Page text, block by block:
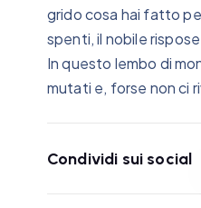
grido cosa hai fatto
spenti, il nobile
In questo lembo di
mutati e, forse non ci
Condividi sui social